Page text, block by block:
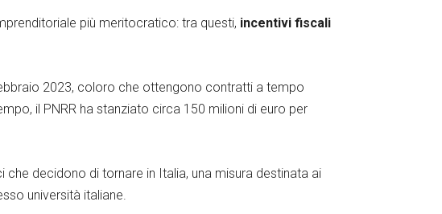
più meritocratico: tra questi, incentivi fiscali
2023, coloro che ottengono contratti a tempo
il PNRR ha stanziato circa 150 milioni di euro per
decidono di tornare in Italia, una misura destinata ai
università italiane.